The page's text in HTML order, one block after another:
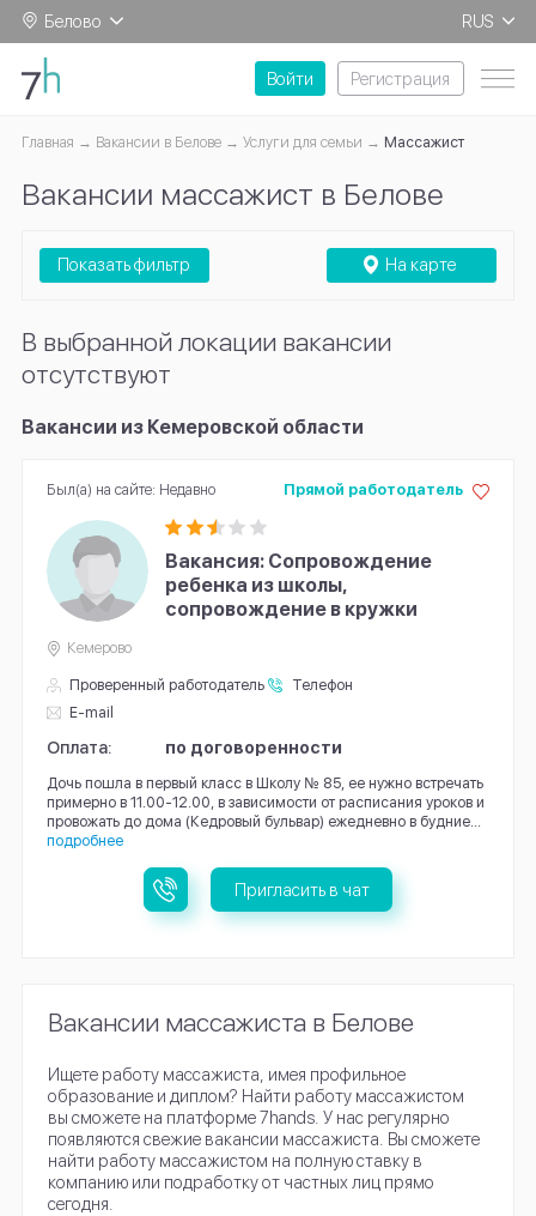
Белово
RUS
EN
Войти
Регистрация
Главная Вакансии в Белове Услуги для семьи Массажист
Вакансии массажист в Белове
На карте
Показать фильтр
В выбранной локации вакансии
отсутствуют
Вакансии из Кемеровской области
Вакансия: Сопровождение
ребенка из школы,
сопровождение в кружки
Проверенный работодатель
Телефон
E-mail
Прямой работодатель
Кемерово
Оплата: по договоренности
Дочь пошла в первый класс в Школу № 85, ее нужно встречать
примерно в 11.00-12.00, в зависимости от расписания уроков и
провожать до дома (Кедровый бульвар) ежедневно в будние...
подробнее
Был(а) на сайте: Недавно
Пригласить в чат
Вакансии массажиста в Белове
Ищете работу массажиста, имея профильное
образование и диплом? Найти работу массажистом
вы сможете на платформе 7hands. У нас регулярно
появляются свежие вакансии массажиста. Вы сможете
найти работу массажистом на полную ставку в
компанию или подработку от частных лиц прямо
сегодня.